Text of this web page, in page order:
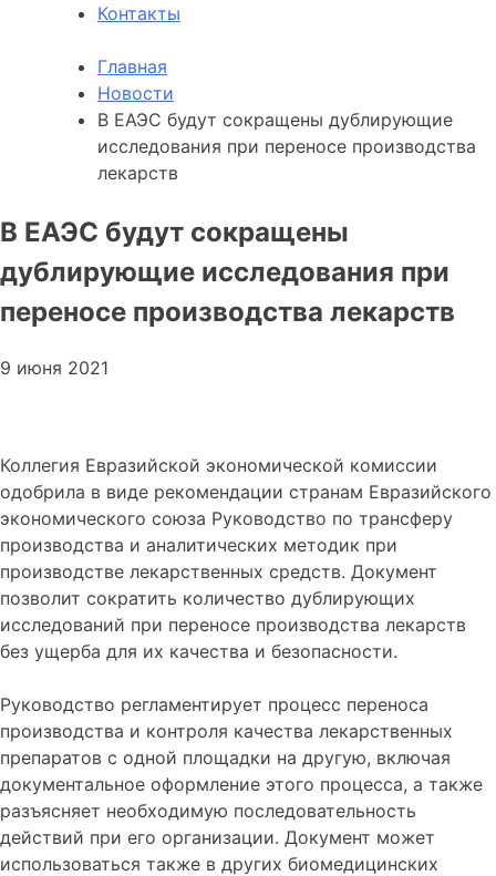
Контакты
Главная
Новости
В ЕАЭС будут сокращены дублирующие
исследования при переносе производства
лекарств
В ЕАЭС будут сокращены
дублирующие исследования при
переносе производства лекарств
9 июня 2021
Коллегия Евразийской экономической комиссии
одобрила в виде рекомендации странам Евразийского
экономического союза Руководство по трансферу
производства и аналитических методик при
производстве лекарственных средств. Документ
позволит сократить количество дублирующих
исследований при переносе производства лекарств
без ущерба для их качества и безопасности.
Руководство регламентирует процесс переноса
производства и контроля качества лекарственных
препаратов с одной площадки на другую, включая
документальное оформление этого процесса, а также
разъясняет необходимую последовательность
действий при его организации. Документ может
использоваться также в других биомедицинских